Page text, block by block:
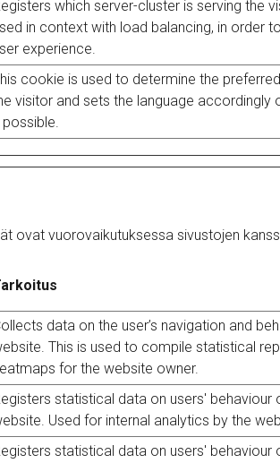
which server-cluster is serving the
in context with load balancing, in order
experience.
cookie is used to determine the
visitor and sets the language accordingly
possible.
ovat vuorovaikutuksessa sivustojen
data on the user’s navigation and
This is used to compile statistical
for the website owner.
statistical data on users' behaviour
Used for internal analytics by the
statistical data on users' behaviour